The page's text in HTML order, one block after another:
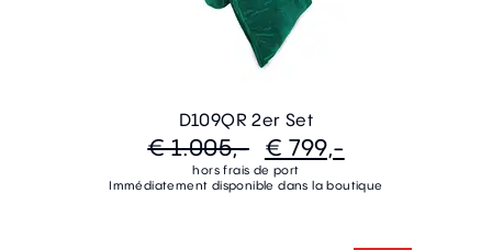
D109QR 2er Set
€ 1.005,- € 799,-
hors frais de port
Immédiatement disponible dans la boutique